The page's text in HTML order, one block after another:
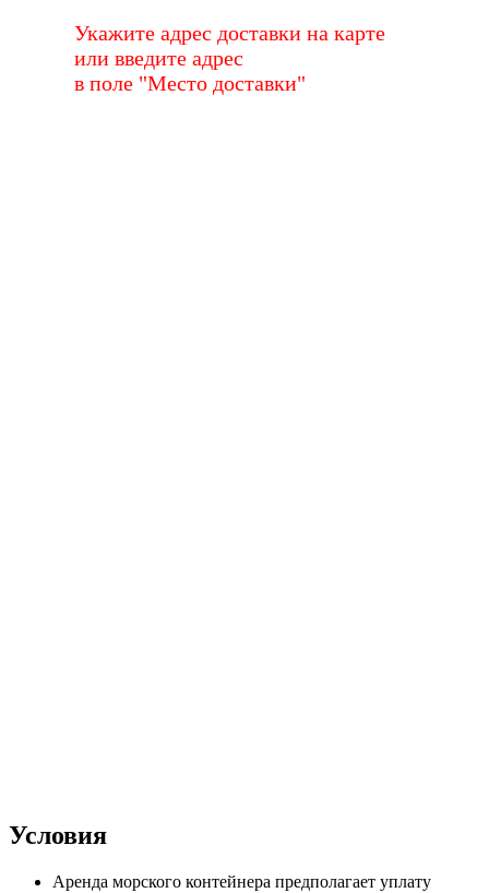
Укажите адрес доставки на карте
или введите адрес
в поле "Место доставки"
Условия
Аренда морского контейнера предполагает уплату